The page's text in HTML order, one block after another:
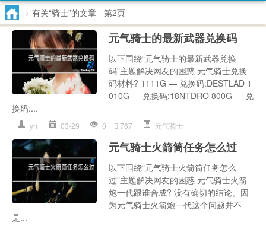
> 有关“骑士”的文章 - 第2页
元气骑士的最新武器兑换码
以下围绕“元气骑士的最新武器兑换
码”主题解决网友的困惑 元气骑士兑换
码材料? 1111G — 兑换码:DESTLAD 1
010G — 兑换码:18NTDRO 800G — 兑
换码:...
yrr 03-29 0 767 元气骑士
元气骑士火箭筒任务怎么过
以下围绕“元气骑士火箭筒任务怎么
过”主题解决网友的困惑 元气骑士火箭
炮一代跟谁合成? 没有确切的结论。因
为元气骑士火箭炮一代这个问题并不
是...